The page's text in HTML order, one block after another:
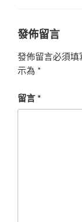
發佈留言
發佈留言必須填
示為 *
留言*